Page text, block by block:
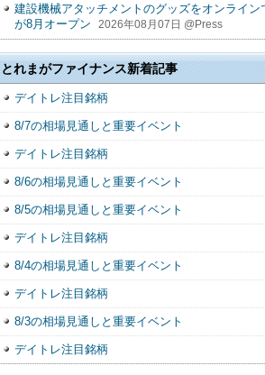
建設機械アタッチメントのグッズをオンライン
が8月オープン
2026年08月07日 @Press
とれまがファイナンス新着記事
デイトレ注目銘柄
8/7の相場見通しと重要イベント
デイトレ注目銘柄
8/6の相場見通しと重要イベント
8/5の相場見通しと重要イベント
デイトレ注目銘柄
8/4の相場見通しと重要イベント
デイトレ注目銘柄
8/3の相場見通しと重要イベント
デイトレ注目銘柄